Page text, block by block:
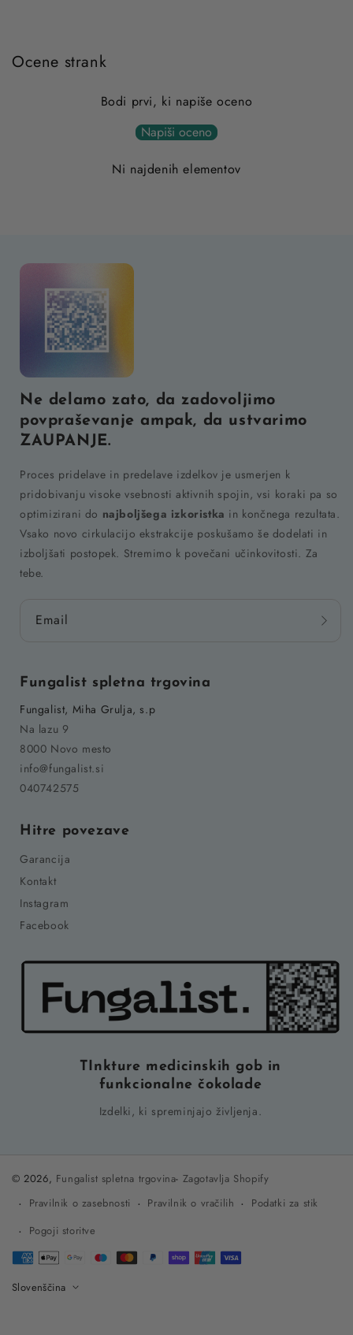
Ocene strank
Bodi prvi, ki napiše oceno
Napiši oceno
Ni najdenih elementov
Ne delamo zato, da zadovoljimo
povpraševanje ampak, da ustvarimo
ZAUPANJE.
Proces pridelave in predelave izdelkov je usmerjen k
pridobivanju visoke vsebnosti aktivnih spojin, vsi koraki pa so
optimizirani do najboljšega izkoristka in končnega rezultata.
Vsako novo cirkulacijo ekstrakcije poskušamo še dodelati in
izboljšati postopek. Stremimo k povečani učinkovitosti. Za
tebe.
Email
Fungalist spletna trgovina
Fungalist, Miha Grulja, s.p
Na lazu 9
8000 Novo mesto
info@fungalist.si
040742575
Hitre povezave
Garancija
Kontakt
Instagram
Facebook
TInkture medicinskih gob in
funkcionalne čokolade
Izdelki, ki spreminjajo življenja.
© 2026, Fungalist spletna trgovina- Zagotavlja Shopify
Pravilnik o zasebnosti
Pravilnik o vračilih
Podatki za stik
Pogoji storitve
Plačile
Slovenščina